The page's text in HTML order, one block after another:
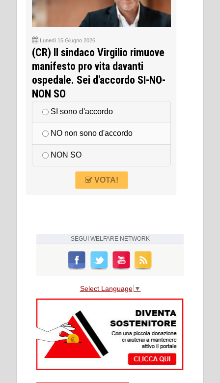
Lunedì 15 Giugno 2026
(CR) Il sindaco Virgilio rimuove
manifesto pro vita davanti
ospedale. Sei d'accordo SI-NO-
NON SO
SI sono d'accordo
NO non sono d'accordo
NON SO
VOTA!
SEGUI WELFARE NETWORK
Select Language ▼